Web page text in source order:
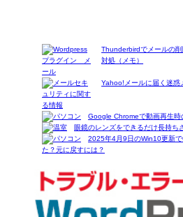
Thunderbirdでメールの
対処（メモ）
Yahoo!メールに届く迷惑
Google Chromeで動画再生時
眼鏡のレンズをできるだけ長持ち
2025年4月9日のWin10更新
た？元に戻すには？